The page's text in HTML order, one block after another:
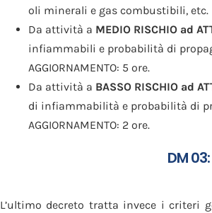
oli minerali e gas combustibili, etc.
Da attività a MEDIO RISCHIO ad
infiammabili e probabilità di
AGGIORNAMENTO: 5 ore.
Da attività a BASSO RISCHIO ad
di infiammabilità e probabilità di
AGGIORNAMENTO: 2 ore.
DM
L’ultimo decreto tratta invece i criteri